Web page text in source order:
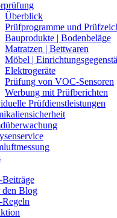
Überblick
Prüfprogramme und
Bauprodukte | Bodenbeläge
Matratzen | Bettwaren
Möbel |
Elektrogeräte
Prüfung von VOC-Sensoren
Werbung mit Prüfberichten
Prüfdienstleistungen
den Blog